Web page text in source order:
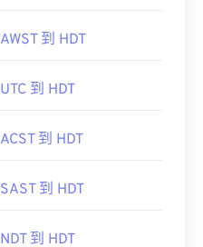
AWST 到 HDT
UTC 到 HDT
ACST 到 HDT
SAST 到 HDT
NDT 到 HDT